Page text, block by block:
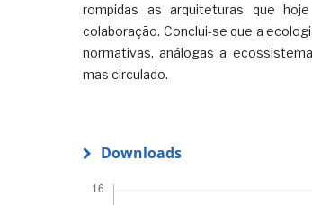
rompidas as arquiteturas que
colaboração. Conclui-se que a
normativas, análogas a
mas circulado.
Downloads